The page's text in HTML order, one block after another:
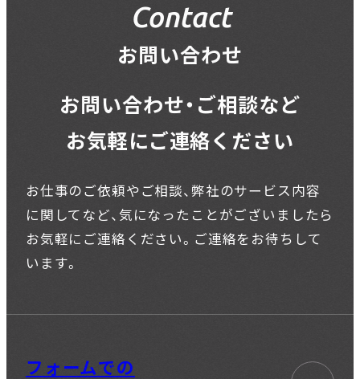
Contact
お問い合わせ
お問い合わせ・ご相談など
お気軽にご連絡ください
お仕事のご依頼やご相談、弊社のサービス内容
に関してなど、 気になったことがございましたら
お気軽にご連絡ください。 ご連絡をお待ちして
います。
フォームでの